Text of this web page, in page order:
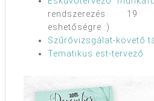
rendszerezés 19
eshetőségre :)
Szűrővizsgálat-követő
Tematikus est-tervező